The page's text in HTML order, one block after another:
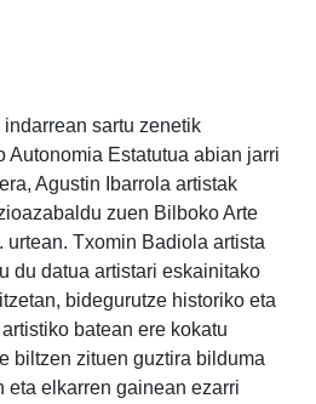
sartu zenetik
Autonomia Estatutua abian jarri
Agustin Ibarrola artistak
zuen Bilboko Arte
urtean. Txomin Badiola artista
du datua artistari eskainitako
bidegurutze historiko eta
batean ere kokatu
biltzen zituen guztira bilduma
eta elkarren gainean ezarri